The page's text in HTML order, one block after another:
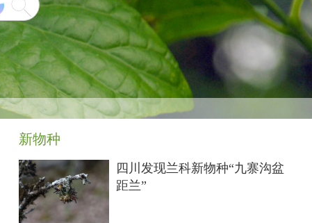
新物种
四川发现兰科新物种“九寨沟盆
距兰”